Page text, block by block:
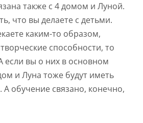
также с 4 домом и Луной.
что вы делаете с детьми.
каким-то образом,
способности, то
если вы о них в основном
и Луна тоже будут иметь
обучение связано, конечно,